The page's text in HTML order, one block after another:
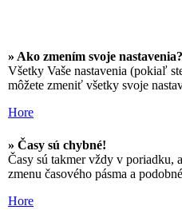
» Ako zmením svoje nastavenia?
Všetky Vaše nastavenia (pokiaľ
môžete zmeniť všetky svoje
Hore
» Časy sú chybné!
Časy sú takmer vždy v poriadku,
zmenu časového pásma a
Hore